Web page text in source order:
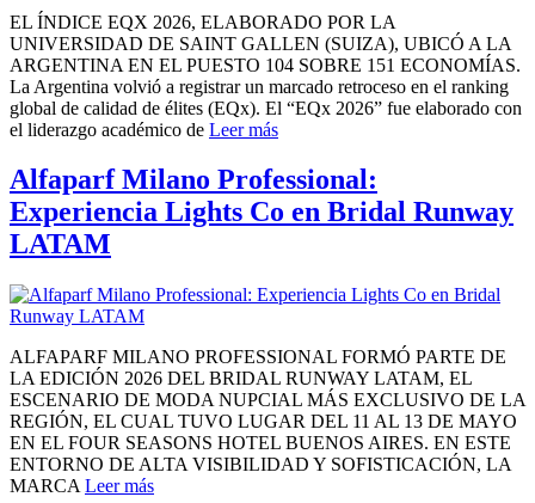
EL ÍNDICE EQX 2026, ELABORADO POR LA
UNIVERSIDAD DE SAINT GALLEN (SUIZA), UBICÓ A LA
ARGENTINA EN EL PUESTO 104 SOBRE 151 ECONOMÍAS.
La Argentina volvió a registrar un marcado retroceso en el ranking
global de calidad de élites (EQx). El “EQx 2026” fue elaborado con
el liderazgo académico de Leer más
Alfaparf Milano Professional:
Experiencia Lights Co en Bridal Runway
LATAM
ALFAPARF MILANO PROFESSIONAL FORMÓ PARTE DE
LA EDICIÓN 2026 DEL BRIDAL RUNWAY LATAM, EL
ESCENARIO DE MODA NUPCIAL MÁS EXCLUSIVO DE LA
REGIÓN, EL CUAL TUVO LUGAR DEL 11 AL 13 DE MAYO
EN EL FOUR SEASONS HOTEL BUENOS AIRES. EN ESTE
ENTORNO DE ALTA VISIBILIDAD Y SOFISTICACIÓN, LA
MARCA Leer más